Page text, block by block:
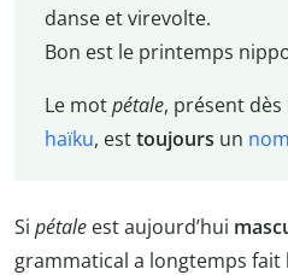
danse et virevolte.
Bon est le printemps
Le motpétale, présent
haïku, esttoujours un nom
Si pétale est aujourd’hui
grammatical a longtemps fait